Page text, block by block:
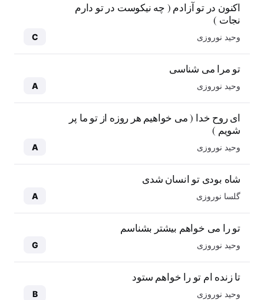
اکنون در تو آزادم ( چه نیکوست در تو دارم
نجات )
وحید نوروزی C
تو مرا می شناسی
وحید نوروزی A
ای روح خدا ( می خواهیم هر روزه از تو ما پر
شویم )
وحید نوروزی A
شاه بودی تو انسان شدی
گلسا نوروزی A
تو را می خواهم بیشتر بشناسم
وحید نوروزی G
تا زنده ام تو را خواهم ستود
وحید نوروزی B